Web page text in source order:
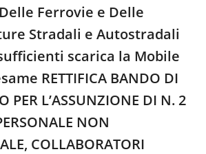
Ferrovie e Delle
Stradali e Autostradali
scarica la Mobile
RETTIFICA BANDO DI
PER L’ASSUNZIONE DI N. 2
NON
COLLABORATORI